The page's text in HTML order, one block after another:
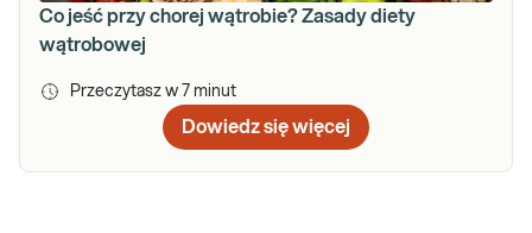
Co jeść przy chorej wątrobie? Zasady diety
wątrobowej
Przeczytasz w 7 minut
Dowiedz się więcej